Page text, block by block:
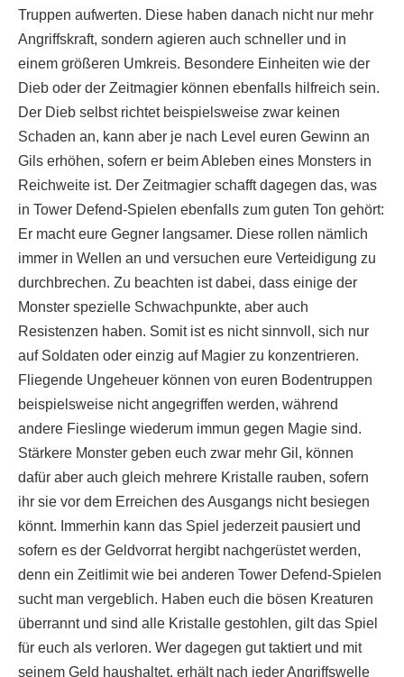
Truppen aufwerten. Diese haben danach nicht nur mehr
Angriffskraft, sondern agieren auch schneller und in
einem größeren Umkreis. Besondere Einheiten wie der
Dieb oder der Zeitmagier können ebenfalls hilfreich sein.
Der Dieb selbst richtet beispielsweise zwar keinen
Schaden an, kann aber je nach Level euren Gewinn an
Gils erhöhen, sofern er beim Ableben eines Monsters in
Reichweite ist. Der Zeitmagier schafft dagegen das, was
in Tower Defend-Spielen ebenfalls zum guten Ton gehört:
Er macht eure Gegner langsamer. Diese rollen nämlich
immer in Wellen an und versuchen eure Verteidigung zu
durchbrechen. Zu beachten ist dabei, dass einige der
Monster spezielle Schwachpunkte, aber auch
Resistenzen haben. Somit ist es nicht sinnvoll, sich nur
auf Soldaten oder einzig auf Magier zu konzentrieren.
Fliegende Ungeheuer können von euren Bodentruppen
beispielsweise nicht angegriffen werden, während
andere Fieslinge wiederum immun gegen Magie sind.
Stärkere Monster geben euch zwar mehr Gil, können
dafür aber auch gleich mehrere Kristalle rauben, sofern
ihr sie vor dem Erreichen des Ausgangs nicht besiegen
könnt. Immerhin kann das Spiel jederzeit pausiert und
sofern es der Geldvorrat hergibt nachgerüstet werden,
denn ein Zeitlimit wie bei anderen Tower Defend-Spielen
sucht man vergeblich. Haben euch die bösen Kreaturen
überrannt und sind alle Kristalle gestohlen, gilt das Spiel
für euch als verloren. Wer dagegen gut taktiert und mit
seinem Geld haushaltet, erhält nach jeder Angriffswelle